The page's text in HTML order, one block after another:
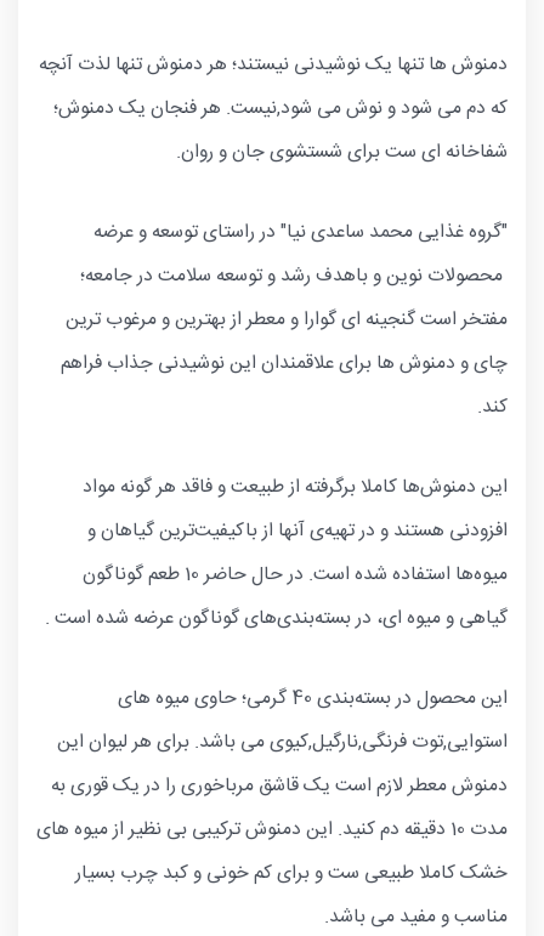
دمنوش ها تنها یک نوشیدنی نیستند؛ هر دمنوش تنها لذت آنچه
که دم می شود و نوش می شود,نیست. هر فنجان یک دمنوش؛
شفاخانه ای ست برای شستشوی جان و روان.
"گروه غذایی محمد ساعدی نیا" در راستای توسعه و عرضه
محصولات نوین و باهدف رشد و توسعه سلامت در جامعه؛
مفتخر است گنجینه ای گوارا و معطر از بهترین و مرغوب ترین
چای و دمنوش ها برای علاقمندان این نوشیدنی جذاب فراهم
کند.
این دمنوش‌ها کاملا برگرفته از طبیعت و فاقد هر گونه مواد
افزودنی هستند و در تهیه‌ی آنها از باکیفیت‌ترین گیاهان و
میوه‌ها استفاده شده است. در حال حاضر 10 طعم گوناگون
گیاهی و میوه ای، در بسته‌بندی‌های گوناگون عرضه شده است .
این محصول در بسته‌بندی 40 گرمی؛ حاوی میوه های
استوایی,توت فرنگی,نارگیل,کیوی می باشد. برای هر لیوان این
دمنوش معطر لازم است یک قاشق مرباخوری را در یک قوری به
مدت 10 دقیقه دم کنید. این دمنوش ترکیبی بی نظیر از میوه های
خشک کاملا طبیعی ست و برای کم خونی و کبد چرب بسیار
مناسب و مفید می باشد.